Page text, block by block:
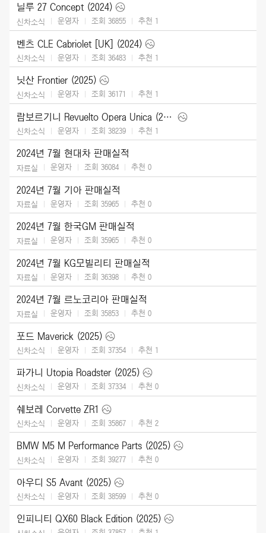
닐루 27 Concept (2024)
신차소식 운영자 조회 36855 추천 1
벤츠 CLE Cabriolet [UK] (2024)
신차소식 운영자 조회 36483 추천 1
닛산 Frontier (2025)
신차소식 운영자 조회 36171 추천 1
람보르기니 Revuelto Opera Unica (2024)
신차소식 운영자 조회 38239 추천 1
2024년 7월 현대차 판매실적
자료실 운영자 조회 36084 추천 0
2024년 7월 기아 판매실적
자료실 운영자 조회 35965 추천 0
2024년 7월 한국GM 판매실적
자료실 운영자 조회 35965 추천 0
2024년 7월 KG모빌리티 판매실적
자료실 운영자 조회 36398 추천 0
2024년 7월 르노코리아 판매실적
자료실 운영자 조회 35853 추천 0
포드 Maverick (2025)
신차소식 운영자 조회 37354 추천 1
파가니 Utopia Roadster (2025)
신차소식 운영자 조회 37334 추천 0
쉐보레 Corvette ZR1
신차소식 운영자 조회 35867 추천 2
BMW M5 M Performance Parts (2025)
신차소식 운영자 조회 39277 추천 0
아우디 S5 Avant (2025)
신차소식 운영자 조회 38599 추천 0
인피니티 QX60 Black Edition (2025)